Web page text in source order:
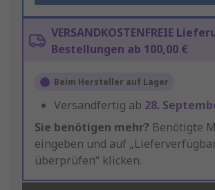
VERSANDKOSTENFREIE
Bestellungen ab 100,00 €
Beim Hersteller auf Lager
Versandfertig ab 28.
Sie benötigen mehr? Benötigte
eingeben und auf
überprüfen“ klicken.